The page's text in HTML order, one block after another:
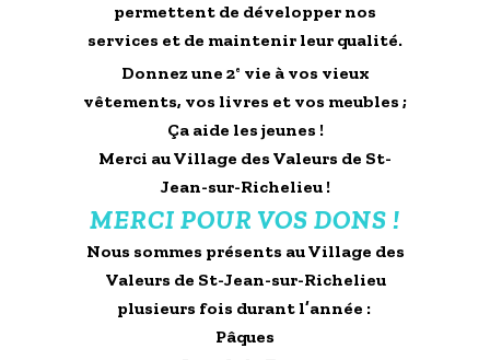
permettent de développer nos
services et de maintenir leur qualité.
Donnez une 2e vie à vos vieux
vêtements, vos livres et vos meubles ;
Ça aide les jeunes !
Merci au Village des Valeurs de St-
Jean-sur-Richelieu !
MERCI POUR VOS DONS !
Nous sommes présents au Village des
Valeurs de St-Jean-sur-Richelieu
plusieurs fois durant l’année :
Pâques